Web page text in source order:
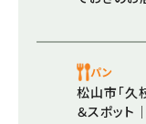
パン
松山市「久
＆スポット